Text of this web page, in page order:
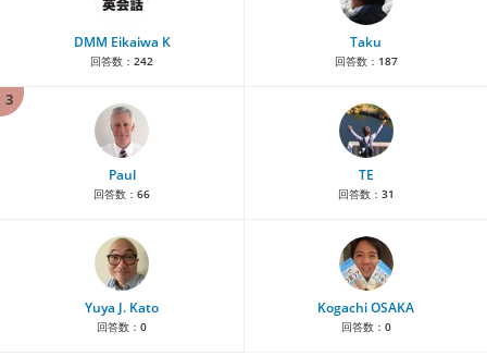
DMM Eikaiwa K
回答数： 242
Taku
回答数： 187
3
Paul
回答数： 66
TE
回答数： 31
Yuya J. Kato
回答数： 0
Kogachi OSAKA
回答数： 0